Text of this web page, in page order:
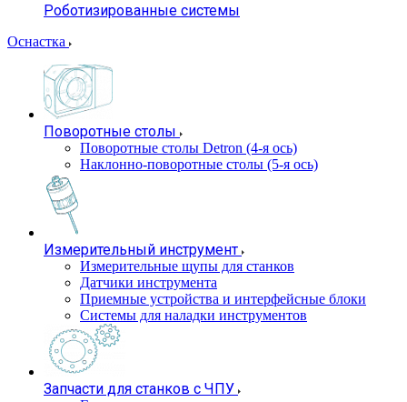
Роботизированные системы
Оснастка
Поворотные столы
Поворотные столы Detron (4-я ось)
Наклонно-поворотные столы (5-я ось)
Измерительный инструмент
Измерительные щупы для станков
Датчики инструмента
Приемные устройства и интерфейсные блоки
Системы для наладки инструментов
Запчасти для станков с ЧПУ